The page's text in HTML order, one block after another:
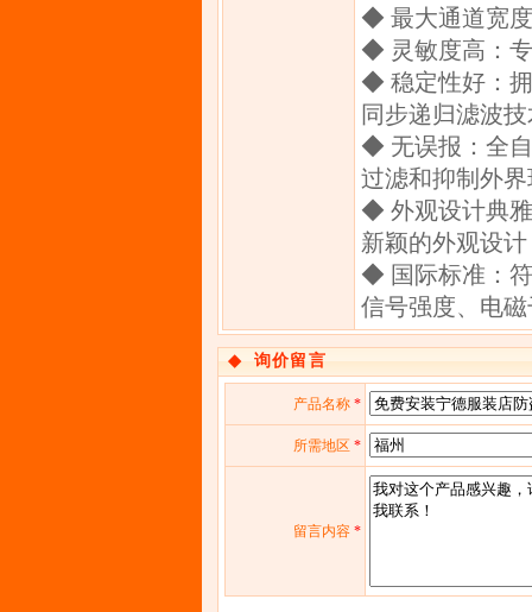
◆ 最大通道宽
◆ 灵敏度高：
◆ 稳定性好：
同步递归滤波
◆ 无误报：全
过滤和抑制外
◆ 外观设计典
新颖的外观设
◆ 国际标准：
信号强度、电
◆ 询价留言
产品名称*
所需地区 *
留言内容 *